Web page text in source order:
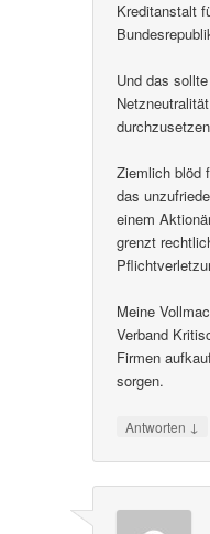
Kreditanstalt
Und das
Ziemlich blöd
das
einem
grenzt
Meine
Verband
Firmen
sorgen.
Antworten ↓